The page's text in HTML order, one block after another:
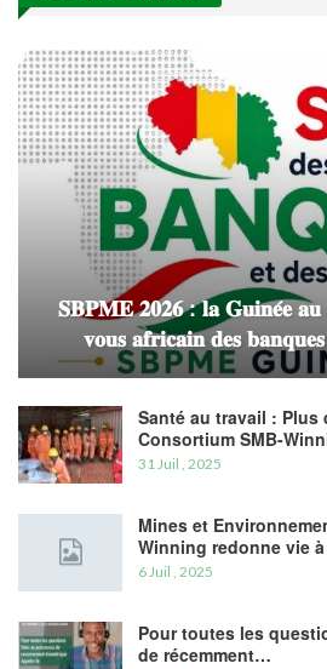
𝐒𝐁𝐏𝐌𝐄 𝟐𝟎𝟐𝟔 : 𝐥𝐚 𝐆𝐮𝐢𝐧𝐞́𝐞
𝐯𝐨𝐮𝐬 𝐚𝐟𝐫𝐢𝐜𝐚𝐢𝐧 𝐝𝐞𝐬
Santé au travail : Plus
Consortium SMB-
31 Juil , 2025
Mines et
Winning redonne vie
6 Juil , 2025
Pour toutes les
de récemment…